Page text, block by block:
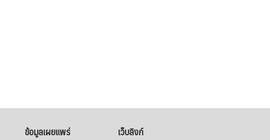
ข้อมูลเผยแพร่ เว็บลิงก์